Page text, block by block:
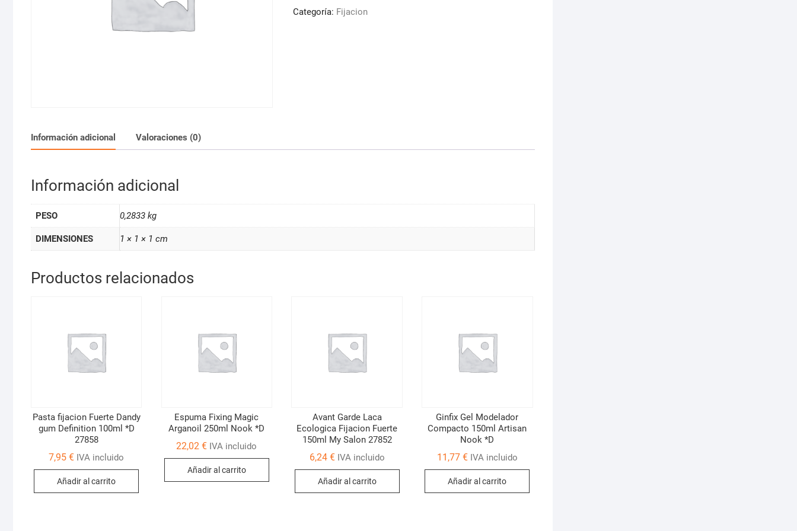
de
Categoría: Fijacion
Información adicional Valoraciones (0)
Información adicional
PESO 0,2833 kg
DIMENSIONES 1 × 1 × 1 cm
Productos relacionados
Pasta fijacion Fuerte Dandy
gum Definition 100ml *D
27858
7,95€ IVA incluido
Añadir al carrito
Espuma Fixing Magic
Arganoil 250ml Nook *D
22,02€ IVA incluido
Añadir al carrito
Avant Garde Laca
Ecologica Fijacion Fuerte
150ml My Salon 27852
6,24 € IVA incluido
Añadir al carrito
Ginfix Gel Modelador
Compacto 150ml Artisan
Nook *D
11,77 € IVA incluido
Añadir al carrito